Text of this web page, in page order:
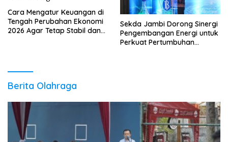
Cara Mengatur Keuangan di
Tengah Perubahan Ekonomi
2026 Agar Tetap Stabil dan
Sekda Jambi Dorong Sinergi
Pengembangan Energi untuk
Perkuat Pertumbuhan
Berita Olahraga